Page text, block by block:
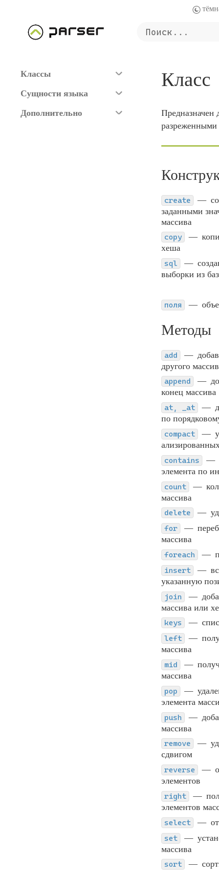
Классы
Сущности языка
Дополнительно
Класс
create
заданными
массива
copy
хеша
sql
выборки из
поля
Методы
add
другого
append
конец массива
at, _at
по
compact
contains
элемента по
count
массива
delete
for
массива
foreach
insert
указанную
join
массива или
keys
left
массива
mid
массива
pop
элемента
push
массива
remove
сдвигом
reverse
элементов
right
элементов
select
set
массива
sort